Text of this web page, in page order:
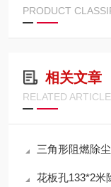
PRODUCT
相关文章
RELATED
三角形阻燃除
花板孔133*2米